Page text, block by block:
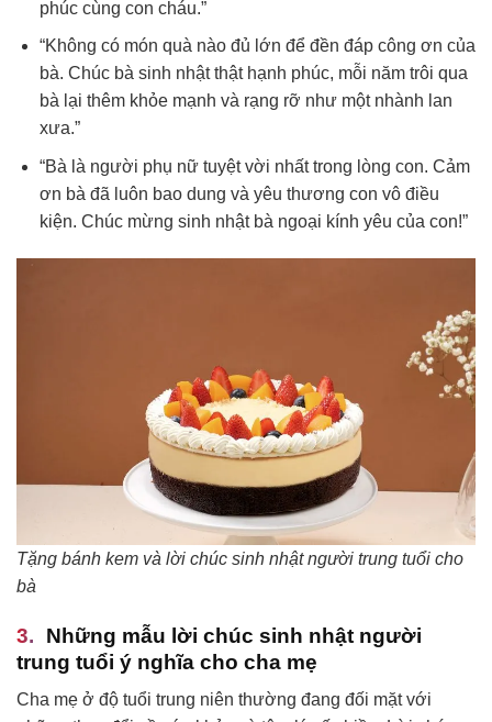
phúc cùng con cháu.”
“Không có món quà nào đủ lớn để đền đáp công ơn của
bà. Chúc bà sinh nhật thật hạnh phúc, mỗi năm trôi qua
bà lại thêm khỏe mạnh và rạng rỡ như một nhành lan
xưa.”
“Bà là người phụ nữ tuyệt vời nhất trong lòng con. Cảm
ơn bà đã luôn bao dung và yêu thương con vô điều
kiện. Chúc mừng sinh nhật bà ngoại kính yêu của con!”
Tặng bánh kem và lời chúc sinh nhật người trung tuổi cho
bà
Những mẫu lời chúc sinh nhật người
trung tuổi ý nghĩa cho cha mẹ
Cha mẹ ở độ tuổi trung niên thường đang đối mặt với